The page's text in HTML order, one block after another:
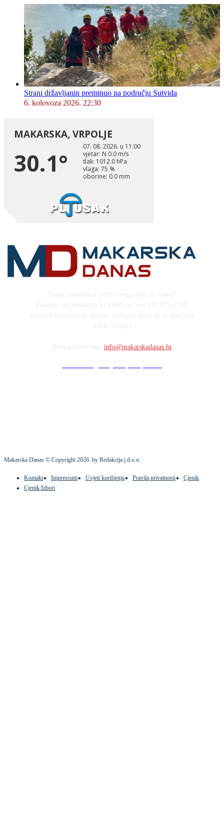
Strani državljanin preminuo na području Sutvida
6. kolovoza 2026. 22:30
info@makarskadanas.hr
Makarska Danas © Copyright2026. by Redakcija j.d.o.o.
Kontakt Impressum Uvjeti korištenja Pravila privatnosti
Cjenik
Cjenik Izbori